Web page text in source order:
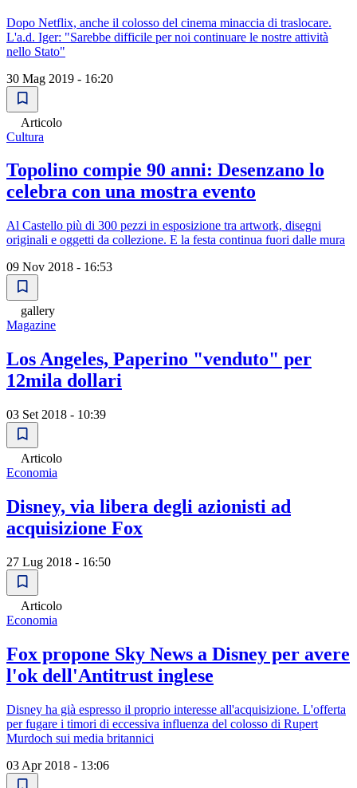
Dopo Netflix, anche il colosso del cinema minaccia di traslocare.
L'a.d. Iger: "Sarebbe difficile per noi continuare le nostre attività
nello Stato"
30 Mag 2019 - 16:20
Articolo
Cultura
Topolino compie 90 anni: Desenzano lo
celebra con una mostra evento
Al Castello più di 300 pezzi in esposizione tra artwork, disegni
originali e oggetti da collezione. E la festa continua fuori dalle mura
09 Nov 2018 - 16:53
gallery
Magazine
Los Angeles, Paperino "venduto" per
12mila dollari
03 Set 2018 - 10:39
Articolo
Economia
Disney, via libera degli azionisti ad
acquisizione Fox
27 Lug 2018 - 16:50
Articolo
Economia
Fox propone Sky News a Disney per avere
l'ok dell'Antitrust inglese
Disney ha già espresso il proprio interesse all'acquisizione. L'offerta
per fugare i timori di eccessiva influenza del colosso di Rupert
Murdoch sui media britannici
03 Apr 2018 - 13:06